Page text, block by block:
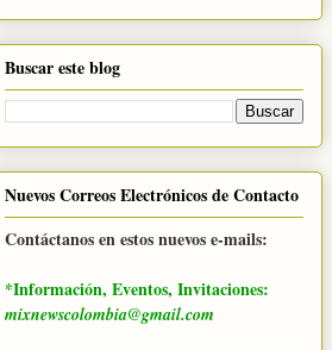
Buscar este blog
Nuevos Correos Electrónicos de Contacto
Contáctanos en estos nuevos e-mails:
*Información, Eventos, Invitaciones:
mixnewscolombia@gmail.com